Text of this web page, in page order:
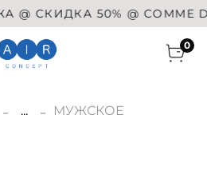
50% @ COMME DES
0
... МУЖСКОЕ